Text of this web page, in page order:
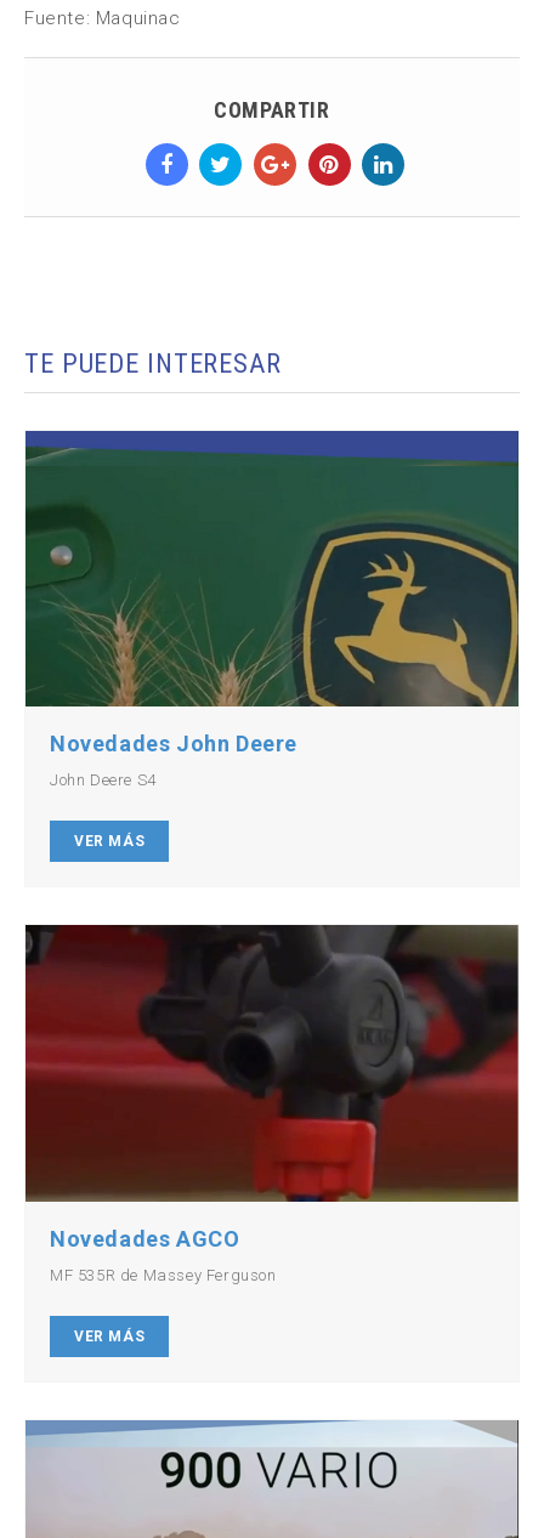
Fuente: Maquinac
COMPARTIR
TE PUEDE INTERESAR
Novedades John Deere
John Deere S4
VER MÁS
Novedades AGCO
MF 535R de Massey Ferguson
VER MÁS